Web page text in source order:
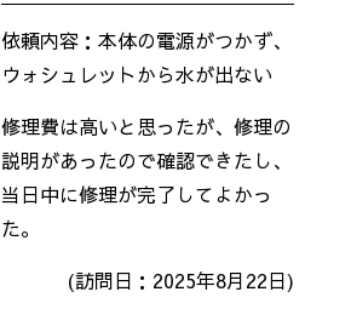
依頼内容：本体の電源がつかず、
ウォシュレットから水が出ない
修理費は高いと思ったが、修理の
説明があったので確認できたし、
当日中に修理が完了してよかっ
た。
(訪問日：2025年8月22日)